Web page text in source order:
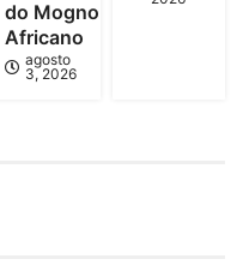
do Mogno
Africano
agosto
3, 2026